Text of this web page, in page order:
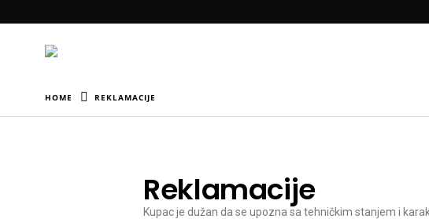
HOME REKLAMACIJE
Reklamacije
Kupac je dužan da se upozna sa tehničkim stanjem i